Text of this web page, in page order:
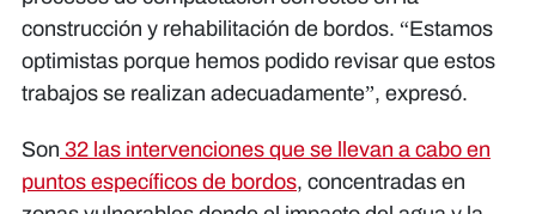
construcción y rehabilitación de bordos. “Estamos
optimistas porque hemos podido revisar que estos
trabajos se realizan adecuadamente”, expresó.
Son 32 las intervenciones que se llevan a cabo en
puntos específicos de bordos, concentradas en